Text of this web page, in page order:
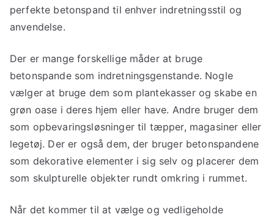
perfekte betonspand til enhver indretningsstil og
anvendelse.
Der er mange forskellige måder at bruge
betonspande som indretningsgenstande. Nogle
vælger at bruge dem som plantekasser og skabe en
grøn oase i deres hjem eller have. Andre bruger dem
som opbevaringsløsninger til tæpper, magasiner eller
legetøj. Der er også dem, der bruger betonspandene
som dekorative elementer i sig selv og placerer dem
som skulpturelle objekter rundt omkring i rummet.
Når det kommer til at vælge og vedligeholde